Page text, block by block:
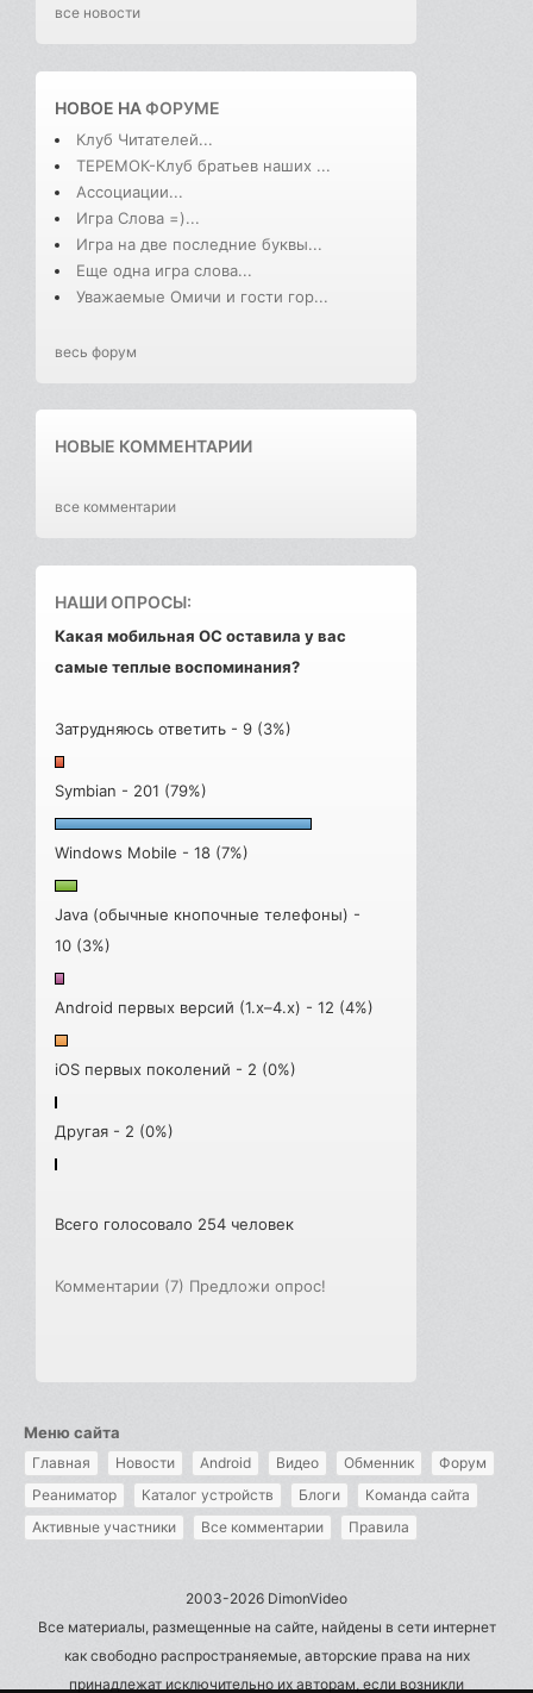
все новости
НОВОЕ НАФОРУМЕ
Клуб Читателей...
ТЕРЕМОК-Клуб братьев наших ...
Ассоциации...
Игра Слова =)...
Игра на две последние буквы...
Еще одна игра слова...
Уважаемые Омичи и гости гор...
весь форум
НОВЫЕ КОММЕНТАРИИ
все комментарии
НАШИ ОПРОСЫ:
Какая мобильная ОС оставила у вас
самые теплые воспоминания?
Затрудняюсь ответить - 9 (3%)
Symbian - 201 (79%)
Windows Mobile - 18 (7%)
Java (обычные кнопочные телефоны) -
10 (3%)
Android первых версий (1.x–4.x) - 12 (4%)
iOS первых поколений - 2 (0%)
Другая - 2 (0%)
Всего голосовало 254 человек
Комментарии (7) Предложи опрос!
Меню сайта
Главная Новости Android Видео Обменник
Форум
Реаниматор
Каталог устройств Блоги
Команда сайта
Активные участники
Все комментарии Правила
2003-2026 DimonVideo
Все материалы, размещенные на сайте, найдены в сети интернет
как свободно распространяемые, авторские права на них
принадлежат исключительно их авторам, если возникли